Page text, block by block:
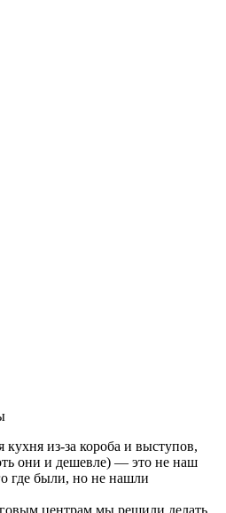
кухня из-за короба и выступов,
они и дешевле) — это не наш
где были, но не нашли
центрам мы решили делать